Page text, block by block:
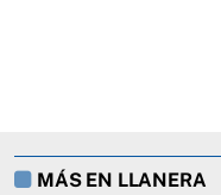
MÁS EN LLANERA